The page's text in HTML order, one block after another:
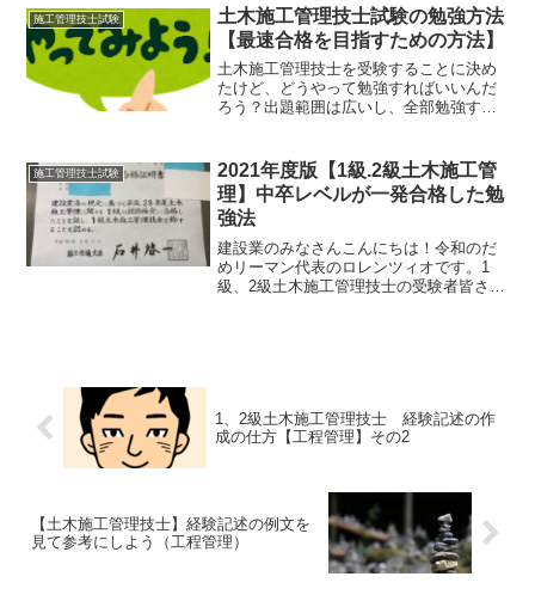
規の過去問はこちら【2級】共通工学の過
去問はこちら...
施工管理技士試験
土木施工管理技士試験の勉強方法
【最速合格を目指すための方法】
土木施工管理技士を受験することに決め
たけど、どうやって勉強すればいいんだ
ろう？出題範囲は広いし、全部勉強する
私は恥ずかしながら学生時代は全くと言
っていいほど勉強をしてき...
施工管理技士試験
2021年度版【1級.2級土木施工管
理】中卒レベルが一発合格した勉
強法
建設業のみなさんこんにちは！令和のだ
めリーマン代表のロレンツィオです。1
級、2級土木施工管理技士の受験者皆さん
1、2級土木施工管理技士 経験記述の作
成の仕方【工程管理】その2
【土木施工管理技士】経験記述の例文を
見て参考にしよう（工程管理）